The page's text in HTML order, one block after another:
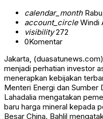
calendar_month
account_circleWindi
visibility272
0Komentar
Jakarta,
menjadi perhatian investor
menerapkan kebijakan
Menteri Energi dan Sumber
Lahadalia mengatakan
baru harga mineral kepada
Besar China. Bahlil